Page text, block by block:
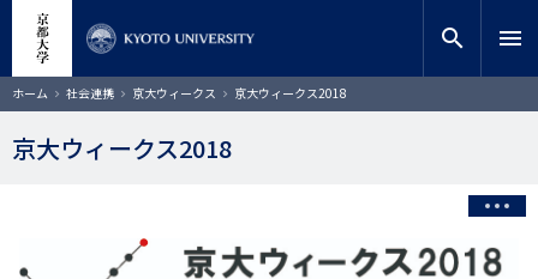
コ
ン
ン
サイト内検索 search menu
ホーム 社会連携 京大ウィークス 京大ウィークス2018
京大ウィークス2018